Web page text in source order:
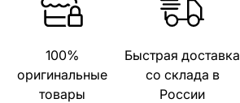
100%
оригинальные
товары
Быстрая доставка
со склада в
России